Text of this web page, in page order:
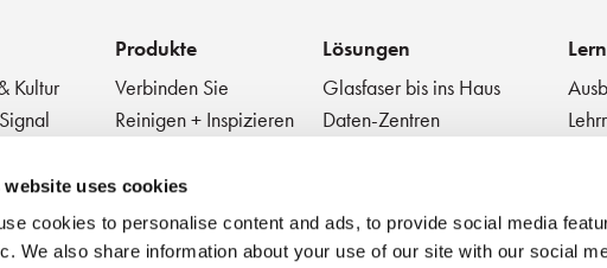
website uses cookies
cookies to personalise content and ads, to provide social media
We also share information about your use of our site with our social
Kultur
Produkte
Verbinden Sie
Reinigen + Inspizieren
+ Testen
Passive Geräte
Lösungen
Glasfaser bis ins Haus
Daten-Zentren
Sehr kleiner Formfaktor